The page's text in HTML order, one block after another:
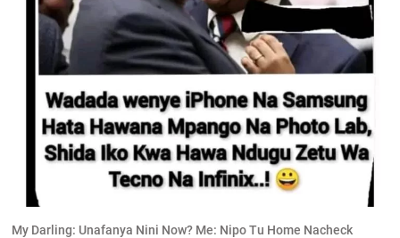
My Darling: Unafanya Nini Now? Me: Nipo Tu Home Nacheck